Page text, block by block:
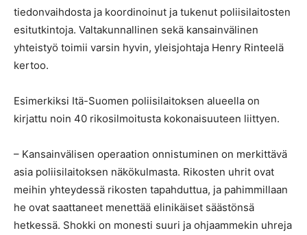
tiedonvaihdosta ja koordinoinut ja tukenut poliisilaitosten
esitutkintoja. Valtakunnallinen sekä kansainvälinen
yhteistyö toimii varsin hyvin, yleisjohtaja Henry Rinteelä
kertoo.
Esimerkiksi Itä-Suomen poliisilaitoksen alueella on
kirjattu noin 40 rikosilmoitusta kokonaisuuteen liittyen.
– Kansainvälisen operaation onnistuminen on merkittävä
asia poliisilaitoksen näkökulmasta. Rikosten uhrit ovat
meihin yhteydessä rikosten tapahduttua, ja pahimmillaan
he ovat saattaneet menettää elinikäiset säästönsä
hetkessä. Shokki on monesti suuri ja ohjaammekin uhreja